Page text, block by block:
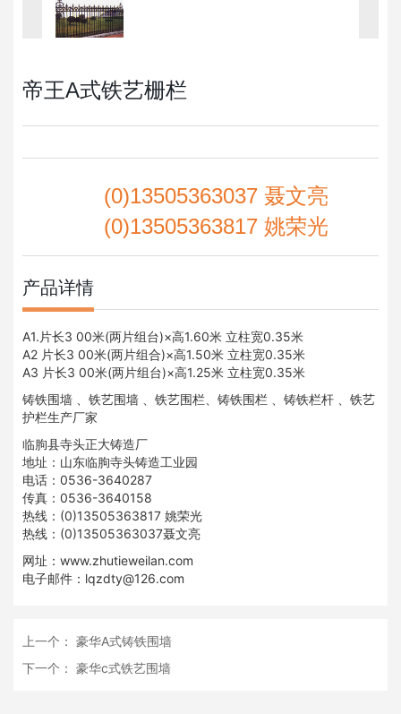
帝王A式铁艺栅栏
(0)13505363037 聂文亮
(0)13505363817 姚荣光
产品详情
A1.片长3 00米(两片组台)×高1.60米 立柱宽0.35米
A2 片长3 00米(两片组合)×高1.50米 立柱宽0.35米
A3 片长3 00米(两片组台)×高1.25米 立柱宽0.35米
铸铁围墙
铁艺围墙 铁艺围栏 铸铁围栏 铸铁栏杆
铁艺
护栏生产厂家
临朐县寺头正大铸造厂
地址：山东临朐寺头铸造工业园
电话：0536-3640287
传真：0536-3640158
热线：(0)13505363817 姚荣光
热线：(0)13505363037聂文亮
网址： www.zhutieweilan.com
电子邮件：lqzdty@126.com
上一个： 豪华A式铸铁围墙
下一个： 豪华c式铁艺围墙